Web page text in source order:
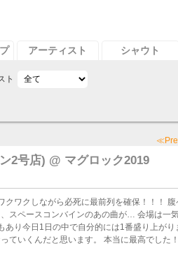
アーティスト シャウト
ト
2号店) @ マグロック2019
ら必死に最前列を確保！！！ 腹ペコの一員とし
スペースコンバインのあの曲が… 会場は一気
今日1日の中で自分的には1番盛り上がりました
ていくんだと思います。 本当に最高でした！